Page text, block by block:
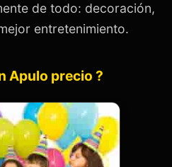
de todo: decoración,
entretenimiento.
Apulo precio ?